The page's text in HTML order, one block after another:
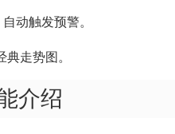
动触发预警。
走势图。
介绍